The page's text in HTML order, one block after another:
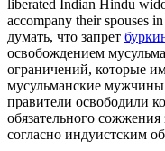
liberated Indian Hindu
accompany their spouses
думать, что запрет
освобождением
ограничений, которые
мусульманские
правители освободили
обязательного
согласно индуистским